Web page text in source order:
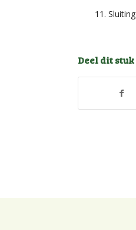
Sluiting
Deel dit stuk